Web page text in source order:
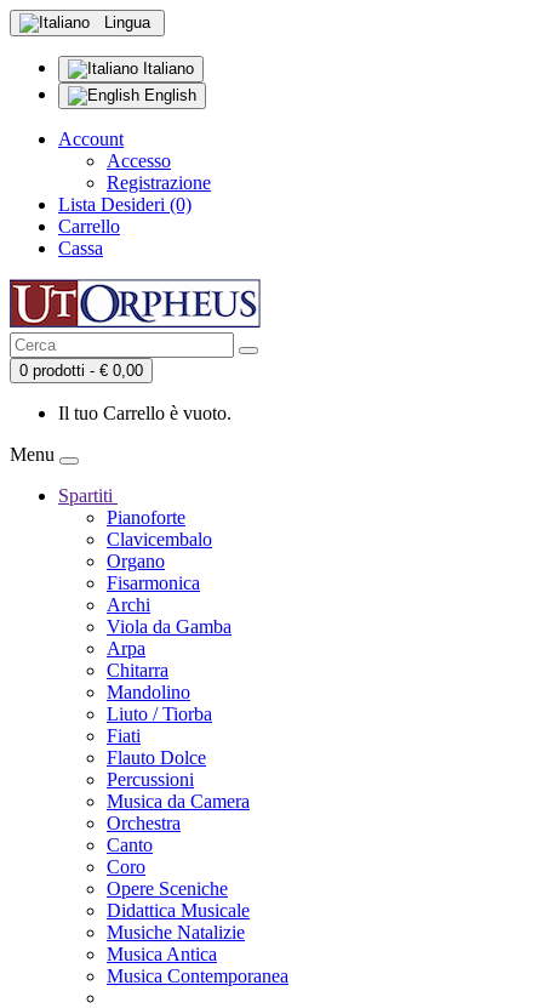
Lingua
Italiano
English
Account
Accesso
Registrazione
Lista Desideri (0)
Carrello
Cassa
0 prodotti - € 0,00
Il tuo Carrello è vuoto.
Menu
Spartiti
Pianoforte
Clavicembalo
Organo
Fisarmonica
Archi
Viola da Gamba
Arpa
Chitarra
Mandolino
Liuto / Tiorba
Fiati
Flauto Dolce
Percussioni
Musica da Camera
Orchestra
Canto
Coro
Opere Sceniche
Didattica Musicale
Musiche Natalizie
Musica Antica
Musica Contemporanea